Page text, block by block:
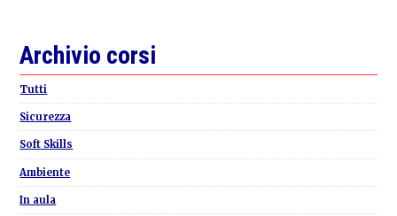
Primary
Sidebar
Archivio corsi
Tutti
Sicurezza
Soft Skills
Ambiente
In aula